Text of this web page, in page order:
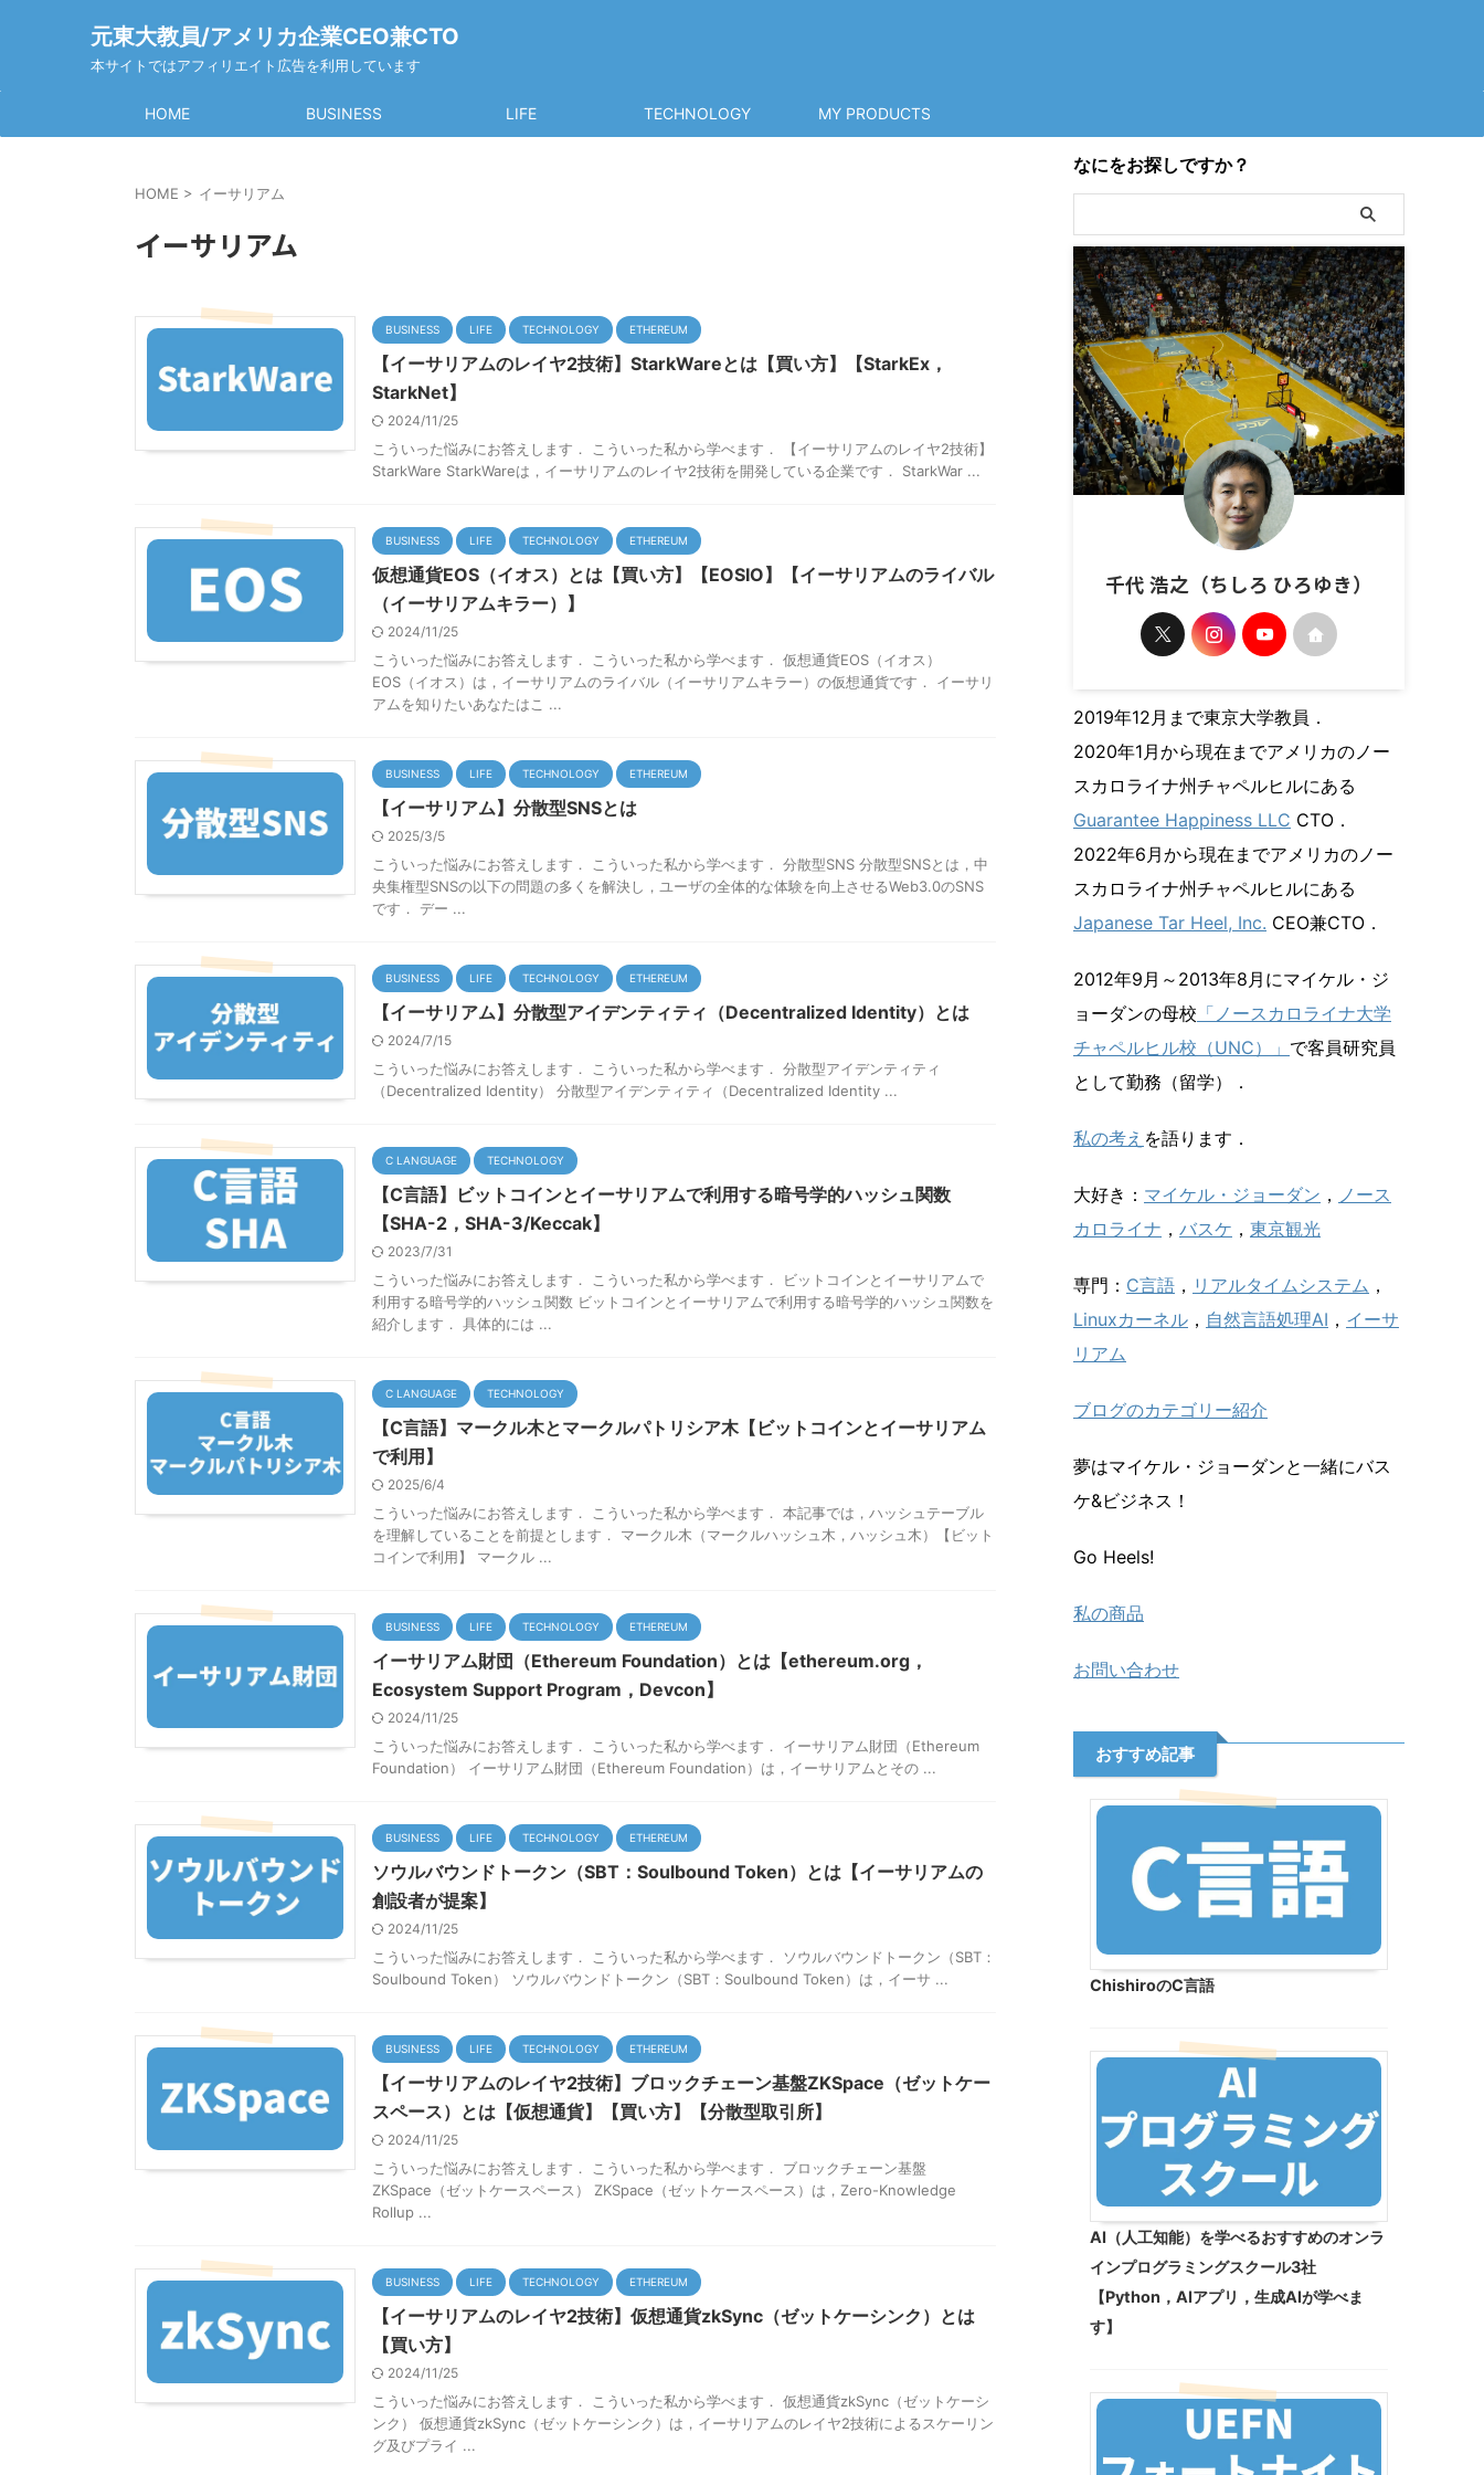
元東大教員/アメリカ企業CEO兼CTO
本サイトではアフィリエイト広告を利用しています
HOME BUSINESS LIFE TECHNOLOGY MY PRODUCTS
HOME > イーサリアム
イーサリアム
BUSINESS LIFE TECHNOLOGY ETHEREUM
【イーサリアムのレイヤ2技術】StarkWareとは【買い方】【StarkEx，
StarkNet】
2024/11/25
こういった悩みにお答えします． こういった私から学べます． 【イーサリアムのレイヤ2技術】
StarkWare StarkWareは，イーサリアムのレイヤ2技術を開発している企業です． StarkWar ...
BUSINESS LIFE TECHNOLOGY ETHEREUM
仮想通貨EOS（イオス）とは【買い方】【EOSIO】【イーサリアムのライバル
（イーサリアムキラー）】
2024/11/25
こういった悩みにお答えします． こういった私から学べます． 仮想通貨EOS（イオス）
EOS（イオス）は，イーサリアムのライバル（イーサリアムキラー）の仮想通貨です． イーサリ
アムを知りたいあなたはこ ...
BUSINESS LIFE TECHNOLOGY ETHEREUM
【イーサリアム】分散型SNSとは
2025/3/5
こういった悩みにお答えします． こういった私から学べます． 分散型SNS 分散型SNSとは，中
央集権型SNSの以下の問題の多くを解決し，ユーザの全体的な体験を向上させるWeb3.0のSNS
です． デー ...
BUSINESS LIFE TECHNOLOGY ETHEREUM
【イーサリアム】分散型アイデンティティ（Decentralized Identity）とは
2024/7/15
こういった悩みにお答えします． こういった私から学べます． 分散型アイデンティティ
（Decentralized Identity） 分散型アイデンティティ（Decentralized Identity ...
C LANGUAGE TECHNOLOGY
【C言語】ビットコインとイーサリアムで利用する暗号学的ハッシュ関数
【SHA-2，SHA-3/Keccak】
2023/7/31
こういった悩みにお答えします． こういった私から学べます． ビットコインとイーサリアムで
利用する暗号学的ハッシュ関数 ビットコインとイーサリアムで利用する暗号学的ハッシュ関数を
紹介します． 具体的には ...
C LANGUAGE TECHNOLOGY
【C言語】マークル木とマークルパトリシア木【ビットコインとイーサリアム
で利用】
2025/6/4
こういった悩みにお答えします． こういった私から学べます． 本記事では，ハッシュテーブル
を理解していることを前提とします． マークル木（マークルハッシュ木，ハッシュ木）【ビット
コインで利用】 マークル ...
BUSINESS LIFE TECHNOLOGY ETHEREUM
イーサリアム財団（Ethereum Foundation）とは【ethereum.org，
Ecosystem Support Program，Devcon】
2024/11/25
こういった悩みにお答えします． こういった私から学べます． イーサリアム財団（Ethereum
Foundation） イーサリアム財団（Ethereum Foundation）は，イーサリアムとその ...
BUSINESS LIFE TECHNOLOGY ETHEREUM
ソウルバウンドトークン（SBT：Soulbound Token）とは【イーサリアムの
創設者が提案】
2024/11/25
こういった悩みにお答えします． こういった私から学べます． ソウルバウンドトークン（SBT：
Soulbound Token） ソウルバウンドトークン（SBT：Soulbound Token）は，イーサ ...
BUSINESS LIFE TECHNOLOGY ETHEREUM
【イーサリアムのレイヤ2技術】ブロックチェーン基盤ZKSpace（ゼットケー
スペース）とは【仮想通貨】【買い方】【分散型取引所】
2024/11/25
こういった悩みにお答えします． こういった私から学べます． ブロックチェーン基盤
ZKSpace（ゼットケースペース） ZKSpace（ゼットケースペース）は，Zero-Knowledge
Rollup ...
BUSINESS LIFE TECHNOLOGY ETHEREUM
【イーサリアムのレイヤ2技術】仮想通貨zkSync（ゼットケーシンク）とは
【買い方】
2024/11/25
こういった悩みにお答えします． こういった私から学べます． 仮想通貨zkSync（ゼットケーシ
ンク） 仮想通貨zkSync（ゼットケーシンク）は，イーサリアムのレイヤ2技術によるスケーリン
グ及びプライ ...
なにをお探しですか？
千代 浩之（ちしろ ひろゆき）
2019年12月まで東京大学教員．
2020年1月から現在までアメリカのノー
スカロライナ州チャペルヒルにある
Guarantee Happiness LLC CTO．
2022年6月から現在までアメリカのノー
スカロライナ州チャペルヒルにある
Japanese Tar Heel, Inc. CEO兼CTO．
2012年9月～2013年8月にマイケル・ジ
ョーダンの母校 「ノースカロライナ大学
チャペルヒル校（UNC）」 で客員研究員
として勤務（留学）．
私の考え を語ります．
大好き： マイケル・ジョーダン ， ノース
カロライナ ， バスケ ， 東京観光
専門： C言語 ， リアルタイムシステム ，
Linuxカーネル ， 自然言語処理AI ， イーサ
リアム
ブログのカテゴリー紹介
夢はマイケル・ジョーダンと一緒にバス
ケ&ビジネス！
Go Heels!
私の商品
お問い合わせ
おすすめ記事
ChishiroのC言語
AI（人工知能）を学べるおすすめのオンラ
インプログラミングスクール3社
【Python，AIアプリ，生成AIが学べま
す】